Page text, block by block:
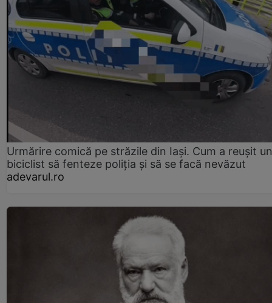
Urmărire comică pe străzile din Iași. Cum a reușit un
biciclist să fenteze poliția și să se facă nevăzut
adevarul.ro